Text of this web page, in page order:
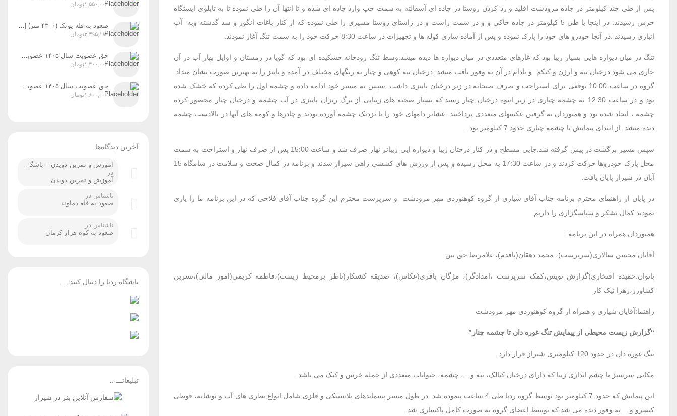
پس از طی چند کیلومتر در جاده مرودشت-اقلید و رد کردن روستا در جاده ای آسفالته به سمت چپ وارد جاده ای شده و تا انتها آن را طی نموده تا به تابلوی ایستگاه
خرس رسیدند. در اینجا با طی 5 کیلومتر در جاده خاکی و و در سمت راست و در راستای روستا مسیری را طی نموده که از کنار باغات انگور و سد گذشته وبه آب
انباری رسیدند .در آنجا خودرو های خود را پارک نموده و پس از آماده سازی کوله ها و تجهیزات در ساعت 8:30 حرکت خود را به سمت تنگ آغاز نمودند.
تنگ در میان دیواره هایی بسیار زیبا بود که غارهای متعددی در میان دیواره ها دیده میشد.وسط تنگ رودخانه خشکیده ای بود که گویا در زمستان و اوایل بهار آب در آن
جاری می شود.درختان بنه و ارژن و کیکم و بادام در آن به وفور یافت میشد. درختان بنه کوهی و چنار به رنگهای مختلف در آمده و پاییز را به بهترین صورت نشان میداد.
گروه در ساعت 10:00 توقفی برای استراحت و صرف صبحانه در زیر درختان پاییزی داشت .سپس به مسیر خود ادامه داده و چشمه اول را طی کرده که خشک شده
بود و در ساعت 12:30 به چشمه چناری در زیر انبوه درختان چنار رسید.که بسیار صحنه های زیبایی از برگ ریزان پاییزی در آب چشمه و درختان چنار محصور کرده
چشمه ، ایجاد شده بود و همنوردان به گرفتن عکسهای متعددی پرداختند. عشایر دامهای خود را تا نزدیک چشمه آورده بودند و چادرها و کومه های آنها در بالادست چشمه
دیده میشد. از ابتدای پیمایش تا چشمه چناری حدود 7 کیلومتر بود .
سپس مسیر برگشت در پیش گرفته شد.جایی مسطح و در کنار درختان زیبا و دیواره ایی زیباتر نهار صرف شد و ساعت 15:00 پس از صرف نهار و استراحت به سمت
محل پارک خودروها حرکت کردند و در ساعت 17:30 به محل رسیده و پس از ورزش های کششی راهی شیراز شدند و برنامه در کمال صحت و سلامت در شامگاه 15
آبان در شیراز پایان یافت.
در پایان از راهنمای محترم برنامه جناب آقای شیاری از گروه کوهنوردی مهر مرودشت و سرپرست محترم این گروه جناب آقای فلاحی که در این برنامه ما را یاری
نمودند کمال تشکر و سپاسگزاری را داریم.
همنوردان همراه در این برنامه:
آقایان:محسن سالاری(سرپرست)، محمد دهقان(پاقدم)، غلامرضا حق بین
بانوان:حمیده افتخاری(گزارش نویس،کمک سرپرست ،امدادگر)، مژگان باقری(عکاس)، صدیقه کشتکار(ناظر برمحیط زیست)،فاطمه کریمی(امور مالی)،نسرین
کشاورز،زهرا نیک کار
راهنما:آقایان شیاری و همراه از گروه کوهنوردی مهر مرودشت
“گزارش زیست محیطی از پیمایش تنگ غوره دان تا چشمه چنار”
تنگ غوره دان در حدود 120 کیلومتری شیراز قرار دارد.
مکانی سرسبز با چشم اندازی زیبا که دارای درختان کیالک، بنه و…، چشمه، حیوانات متعددی از جمله خرس و کبک می باشد.
این پیمایش که حدود 7 کیلومتر بود توسط گروه ردپا طی 4 ساعت پیموده شد. در طول مسیر پسماندهای پلاستیکی و فلزی شامل انواع بطری های آب و نوشابه، قوطی
کنسرو و… به وفور دیده می شد که توسط اعضای گروه به صورت کامل پاکسازی شد.
تومان۱,۵۵۰,۰۰۰
صعود به قله پوتک (۴۳۰۰ متر) | رشته‌کوه دنا زمان اجرا: ۳۱ تیر، ۱ و ۲ مردادماه ۱۴۰۵
تومان۳,۳۹۵,۱۸۰
حق عضویت سال ۱۴۰۵ عضویت رسمی پایه ۲
تومان۱,۴۰۰,۰۰۰
حق عضویت سال ۱۴۰۵ عضویت رسمی پایه ۳
تومان۱,۶۰۰,۰۰۰
آخرین دیدگاه‌ها
آموزش و تمرین دویدن – باشگاه کوهنوردی ردپا شیراز
در
آموزش و تمرین دویدن
ناشناس در
صعود به قله دماوند
ناشناس در
صعود به کوه هزار کرمان
باشگاه ردپا را دنبال کنید ...
تبلیغاتـــ…